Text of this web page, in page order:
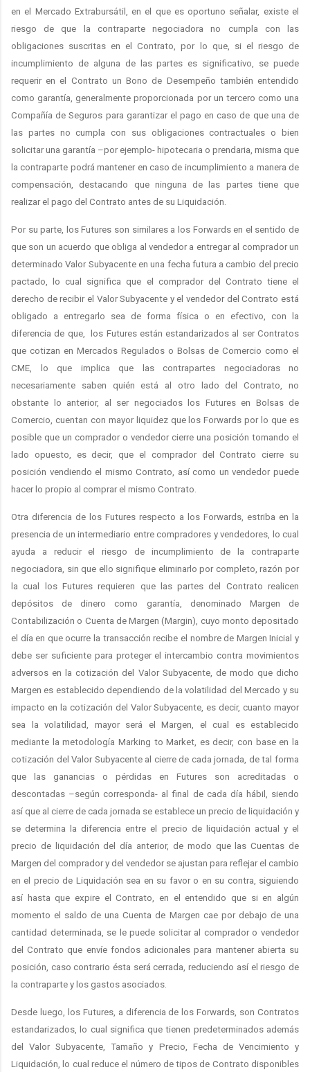
en el Mercado Extrabursátil, en el que es oportuno señalar, existe el
riesgo de que la contraparte negociadora no cumpla con las
obligaciones suscritas en el Contrato, por lo que, si el riesgo de
incumplimiento de alguna de las partes es significativo, se puede
requerir en el Contrato un Bono de Desempeño también entendido
como garantía, generalmente proporcionada por un tercero como una
Compañía de Seguros para garantizar el pago en caso de que una de
las partes no cumpla con sus obligaciones contractuales o bien
solicitar una garantía –por ejemplo- hipotecaria o prendaria, misma que
la contraparte podrá mantener en caso de incumplimiento a manera de
compensación, destacando que ninguna de las partes tiene que
realizar el pago del Contrato antes de su Liquidación.
Por su parte, los Futures son similares a los Forwards en el sentido de
que son un acuerdo que obliga al vendedor a entregar al comprador un
determinado Valor Subyacente en una fecha futura a cambio del precio
pactado, lo cual significa que el comprador del Contrato tiene el
derecho de recibir el Valor Subyacente y el vendedor del Contrato está
obligado a entregarlo sea de forma física o en efectivo, con la
diferencia de que,
los Futures están estandarizados al ser Contratos
que cotizan en Mercados Regulados o Bolsas de Comercio como el
CME, lo que implica que las contrapartes negociadoras no
necesariamente saben quién está al otro lado del Contrato, no
obstante lo anterior, al ser negociados los Futures en Bolsas de
Comercio, cuentan con mayor liquidez que los Forwards por lo que es
posible que un comprador o vendedor cierre una posición tomando el
lado opuesto, es decir, que el comprador del Contrato cierre su
posición vendiendo el mismo Contrato, así como un vendedor puede
hacer lo propio al comprar el mismo Contrato.
Otra diferencia de los Futures respecto a los Forwards, estriba en la
presencia de un intermediario entre compradores y vendedores, lo cual
ayuda a reducir el riesgo de incumplimiento de la contraparte
negociadora, sin que ello signifique eliminarlo por completo, razón por
la cual los Futures requieren que las partes del Contrato realicen
depósitos de dinero como garantía, denominado Margen de
Contabilización o Cuenta de Margen (Margin), cuyo monto depositado
el día en que ocurre la transacción recibe el nombre de Margen Inicial y
debe ser suficiente para proteger el intercambio contra movimientos
adversos en la cotización del Valor Subyacente, de modo que dicho
Margen es establecido dependiendo de la volatilidad del Mercado y su
impacto en la cotización del Valor Subyacente, es decir, cuanto mayor
sea la volatilidad, mayor será el Margen, el cual es establecido
mediante la metodología Marking to Market, es decir, con base en la
cotización del Valor Subyacente al cierre de cada jornada, de tal forma
que las ganancias o pérdidas en Futures son acreditadas o
descontadas –según corresponda- al final de cada día hábil, siendo
así que al cierre de cada jornada se establece un precio de liquidación y
se determina la diferencia entre el precio de liquidación actual y el
precio de liquidación del día anterior, de modo que las Cuentas de
Margen del comprador y del vendedor se ajustan para reflejar el cambio
en el precio de Liquidación sea en su favor o en su contra, siguiendo
así hasta que expire el Contrato, en el entendido que si en algún
momento el saldo de una Cuenta de Margen cae por debajo de una
cantidad determinada, se le puede solicitar al comprador o vendedor
del Contrato que envíe fondos adicionales para mantener abierta su
posición, caso contrario ésta será cerrada, reduciendo así el riesgo de
la contraparte y los gastos asociados.
Desde luego, los Futures, a diferencia de los Forwards, son Contratos
estandarizados, lo cual significa que tienen predeterminados además
del Valor Subyacente, Tamaño y Precio, Fecha de Vencimiento y
Liquidación, lo cual reduce el número de tipos de Contrato disponibles